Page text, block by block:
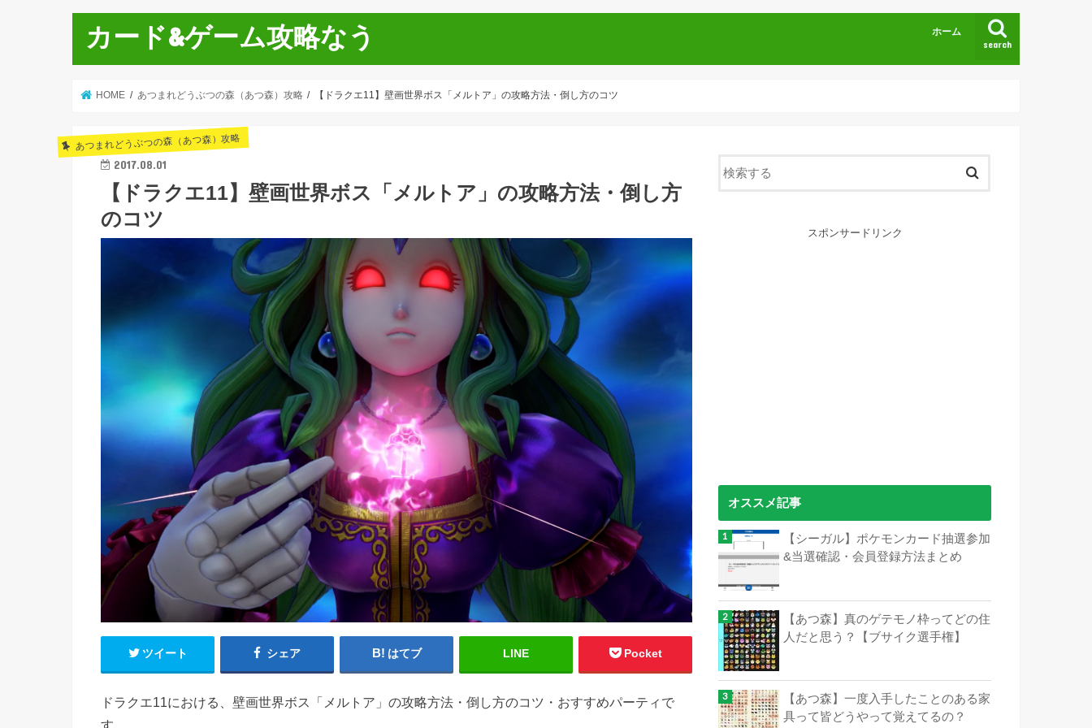
カード&ゲーム攻略なう search
ホーム
HOME あつまれどうぶつの森（あつ森）攻略 【ドラクエ11】壁画世界ボス「メルトア」の攻略方法・倒し方のコツ
あつまれどうぶつの森（あつ森）攻略
2017.08.01
【ドラクエ11】壁画世界ボス「メルトア」の攻略方法・倒し方
のコツ
ツイート シェア はてブ LINE Pocket
ドラクエ11における、壁画世界ボス「メルトア」の攻略方法・倒し方のコツ・おすすめパーティで
す。
スポンサードリンク
オススメ記事
【シーガル】ポケモンカード抽選参加
&当選確認・会員登録方法まとめ
【あつ森】真のゲテモノ枠ってどの住
人だと思う？【ブサイク選手権】
【あつ森】一度入手したことのある家
具って皆どうやって覚えてるの？